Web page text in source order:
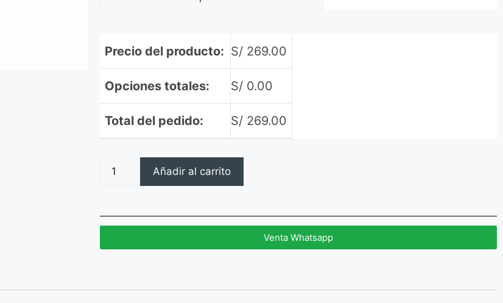
Precio del producto: S/ 269.00
Opciones totales: S/ 0.00
Total del pedido: S/ 269.00
Añadir al carrito
Venta Whatsapp